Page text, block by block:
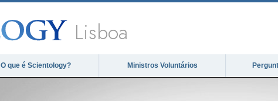
Lisboa
O que é Scientology? Ministros Voluntários